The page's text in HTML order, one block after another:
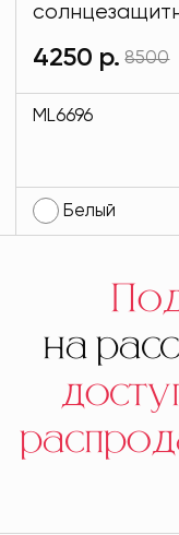
имиджевые
белого цвета
MODLAV
4250 р. 8500
ML6696
Белый
на